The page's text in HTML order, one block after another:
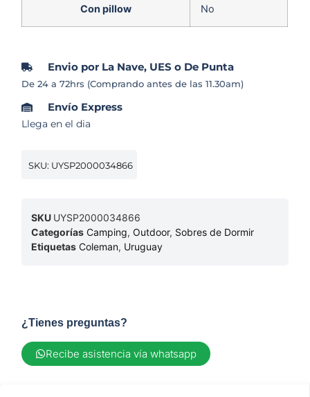
Con pillow No
Envio por La Nave, UES o De Punta
De 24 a 72hrs (Comprando antes de las 11.30am)
Envío Express
Llega en el dia
SKU: UYSP2000034866
SKU UYSP2000034866
Categorías Camping,Outdoor, Sobres de Dormir
Etiquetas Coleman, Uruguay
¿Tienes preguntas?
Recibe asistencia vía whatsapp